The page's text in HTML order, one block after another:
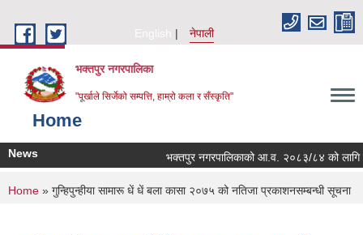
English
नेपाली
भक्तपुर नगरपालिका
"पूर्खाले सिर्जेको सम्पत्ति, हाम्रो कला र सँस्कृति"
Home
News भक्तपुर नगरपालिकाको आ.व. २०८३/८४ को लागि
You are here
Home » गुन्हिपुन्हीया सामारू धें धें बला कासा २०७५ को नतिजा प्रकाशनसम्बन्धी सूचना